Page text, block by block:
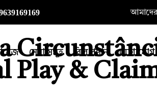
সেবা সমূহ বিল প্রদান যোগাযোগ
Play &